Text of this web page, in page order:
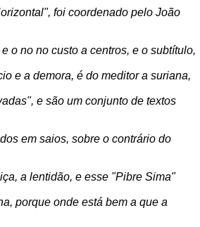
foi coordenado pelo João
o no no custo a centros, e o subtítulo,
e a demora, é do meditor a suriana,
e são um conjunto de textos
em saios, sobre o contrário do
a lentidão, e esse "Pibre Sima"
porque onde está bem a que a